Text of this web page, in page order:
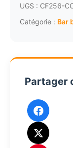
bar
bois
sur
grand
MF134
UGS : CF256-
Catégorie : Bar
Partager